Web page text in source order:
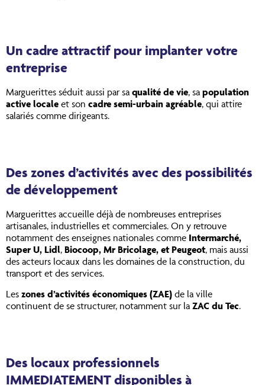
Un cadre attractif pour implanter votre
entreprise
Marguerittes séduit aussi par sa qualité de vie, sa population
active locale et son cadre semi-urbain agréable, qui attire
salariés comme dirigeants.
Des zones d’activités avec des possibilités
de développement
Marguerittes accueille déjà de nombreuses entreprises
artisanales, industrielles et commerciales. On y retrouve
notamment des enseignes nationales comme Intermarché,
Super U, Lidl, Biocoop, Mr Bricolage, et Peugeot, mais aussi
des acteurs locaux dans les domaines de la construction, du
transport et des services.
Les zones d’activités économiques (ZAE) de la ville
continuent de se structurer, notamment sur la ZAC du Tec.
Des locaux professionnels
IMMEDIATEMENT disponibles à